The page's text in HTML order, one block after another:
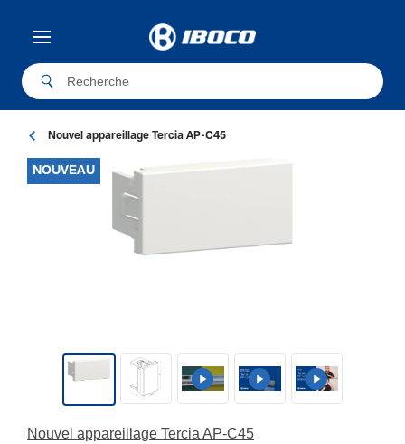
Nouvel appareillage Tercia AP-C45
NOUVEAU
Nouvel appareillage Tercia AP-C45